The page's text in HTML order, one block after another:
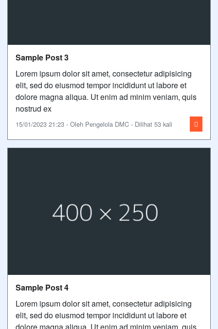
Sample Post 3
Lorem ipsum dolor sit amet, consectetur adipisicing
elit, sed do eiusmod tempor incididunt ut labore et
dolore magna aliqua. Ut enim ad minim veniam, quis
nostrud ex
15/01/2023 21:23 - Oleh Pengelola DMC - Dilihat 53 kali
Sample Post 4
Lorem ipsum dolor sit amet, consectetur adipisicing
elit, sed do eiusmod tempor incididunt ut labore et